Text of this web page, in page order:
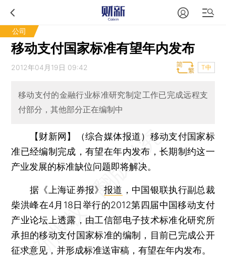
公司
移动支付国家标准有望年内发布
2012年04月19日 09:42 T中
移动支付的金融行业标准研究制定工作已完成远程支
付部分，其他部分正在编制中
【财新网】（综合媒体报道） 移动支付国家标
准已经编制完成，有望在年内发布，长期制约这一
产业发展的标准缺位问题即将解决。
据《上海证券报》 报道 ，中国银联执行副总裁
柴洪峰在4月18日举行的2012第四届中国移动支付
产业论坛上透露，由工信部电子技术标准化研究所
承担的移动支付国家标准的编制，目前已完成公开
征求意见，并形成标准送审稿，有望在年内发布。